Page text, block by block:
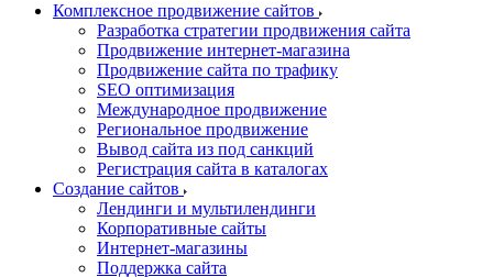
Комплексное продвижение сайтов
Разработка стратегии продвижения сайта
Продвижение интернет-магазина
Продвижение сайта по трафику
SEO оптимизация
Международное продвижение
Региональное продвижение
Вывод сайта из под санкций
Регистрация сайта в каталогах
Создание сайтов
Лендинги и мультилендинги
Корпоративные сайты
Интернет-магазины
Поддержка сайта